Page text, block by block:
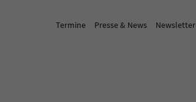
Termine Presse & News Newsletter